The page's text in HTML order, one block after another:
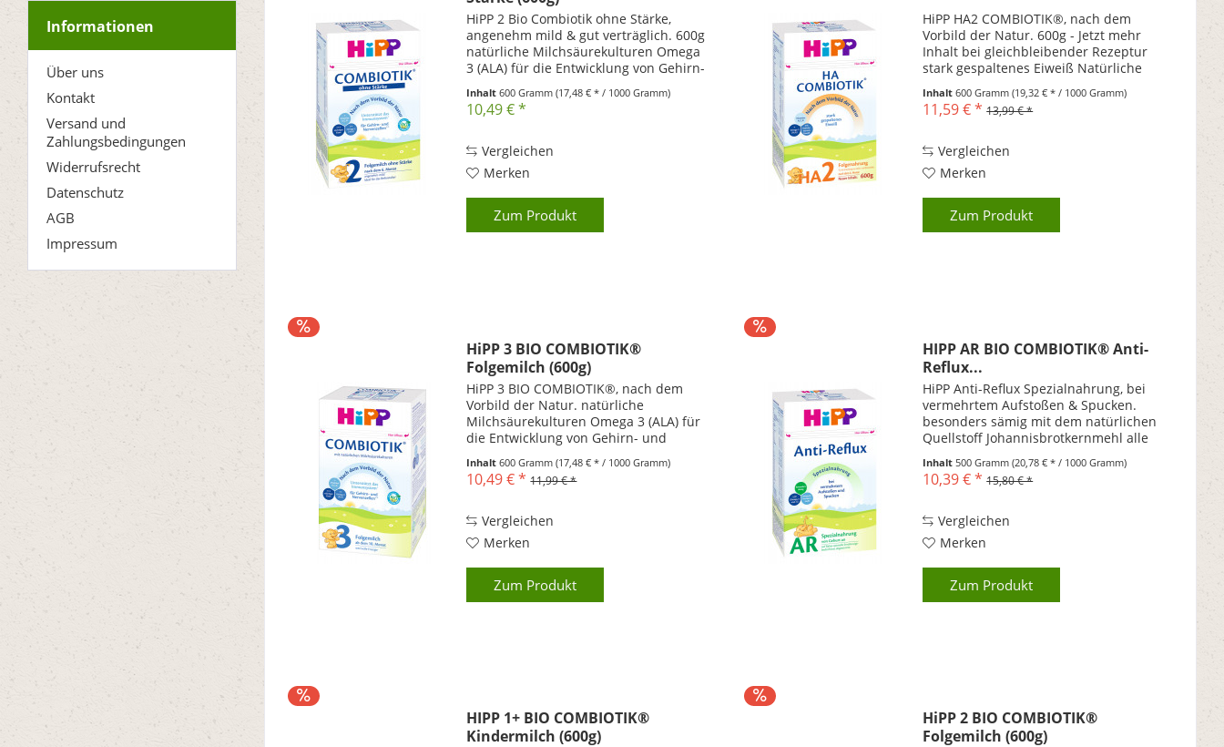
Informationen
Über uns
Kontakt
Versand und
Zahlungsbedingungen
Widerrufsrecht
Datenschutz
AGB
Impressum
HiPP 2 Bio Combiotik ohne Stärke,
angenehm mild & gut verträglich. 600g
natürliche Milchsäurekulturen Omega
3 (ALA) für die Entwicklung von Gehirn-
für das Immunsystem angenehm mild -
gut verträglich...
Inhalt600 Gramm(17,48 € * / 1000 Gramm)
10,49 € *
Vergleichen
Merken
Zum Produkt
HiPP HA2 COMBIOTIK®, nach dem
Vorbild der Natur. 600g - Jetzt mehr
Inhalt bei gleichbleibender Rezeptur
stark gespaltenes Eiweiß Natürliche
aus Muttermilch gewonnen wurden
Omega 3 Fettsäuren (ALA),...
Inhalt600 Gramm(19,32 € * / 1000 Gramm)
11,59 € * 13,99 € *
Vergleichen
Merken
Zum Produkt
HiPP 3 BIO COMBIOTIK®
Folgemilch (600g)
HiPP 3 BIO COMBIOTIK®, nach dem
Vorbild der Natur. natürliche
Milchsäurekulturen Omega 3 (ALA) für
die Entwicklung von Gehirn- und
das Immunsystem altersgerecht
sättigend Bio-Qualität - präbiotische...
Inhalt600 Gramm(17,48 € * / 1000 Gramm)
10,49 € * 11,99 € *
Vergleichen
Merken
Zum Produkt
HIPP AR BIO COMBIOTIK® Anti-
Reflux...
HiPP Anti-Reflux Spezialnahrung, bei
vermehrtem Aufstoßen & Spucken.
besonders sämig mit dem natürlichen
Quellstoff Johannisbrotkernmehl alle
Milchsäurekulturen LCP (Omega-3 und
-6) Wichtige Hinweise:...
Inhalt 500 Gramm(20,78 € * / 1000 Gramm)
10,39 € * 15,80 € *
Vergleichen
Merken
Zum Produkt
HIPP 1+ BIO COMBIOTIK®
Kindermilch (600g)
HiPP 2 BIO COMBIOTIK®
Folgemilch (600g)